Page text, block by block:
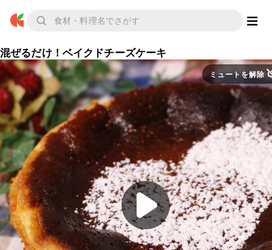
混ぜるだけ！ベイクドチーズケーキ
ミュートを解除